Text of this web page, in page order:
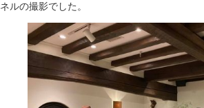
ネルの撮影でした。